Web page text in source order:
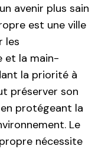
avenir plus sain
est une ville
les
et la main-
la priorité à
préserver son
protégeant la
Le
nécessite